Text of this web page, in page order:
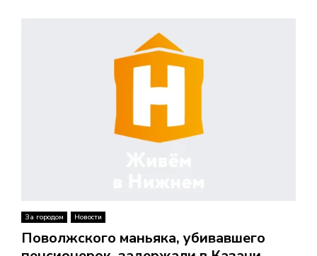
За городом Новости
Поволжского маньяка, убивавшего